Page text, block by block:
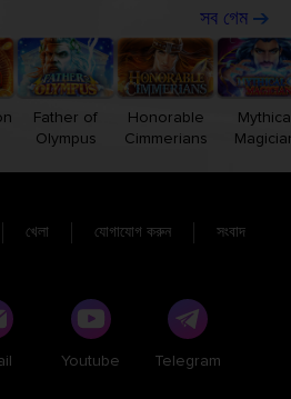
সব গেম
Father of
Olympus
Honorable
Cimmerians
খেলা যোগাযোগ করুন সংবাদ
Youtube Telegram